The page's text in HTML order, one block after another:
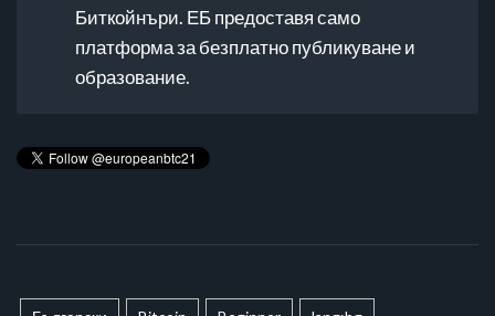
Биткойнъри. ЕБ предоставя само
платформа за безплатно публикуване и
образование.